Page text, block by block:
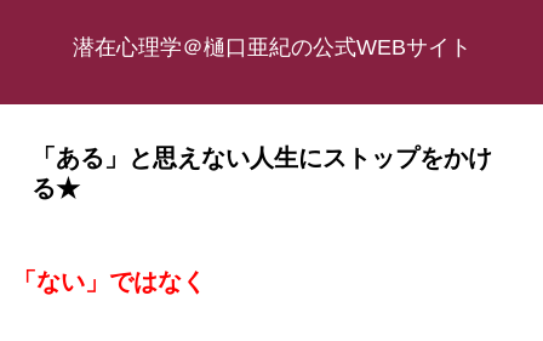
潜在心理学＠樋口亜紀の公式WEBサイト
「ある」と思えない人生にストップをかけ
る★
「ない」ではなく